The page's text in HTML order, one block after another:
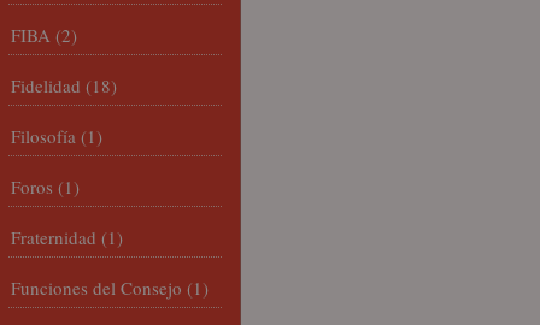
FIBA (2)
Fidelidad (18)
Filosofía (1)
Foros (1)
Fraternidad (1)
Funciones del Consejo (1)